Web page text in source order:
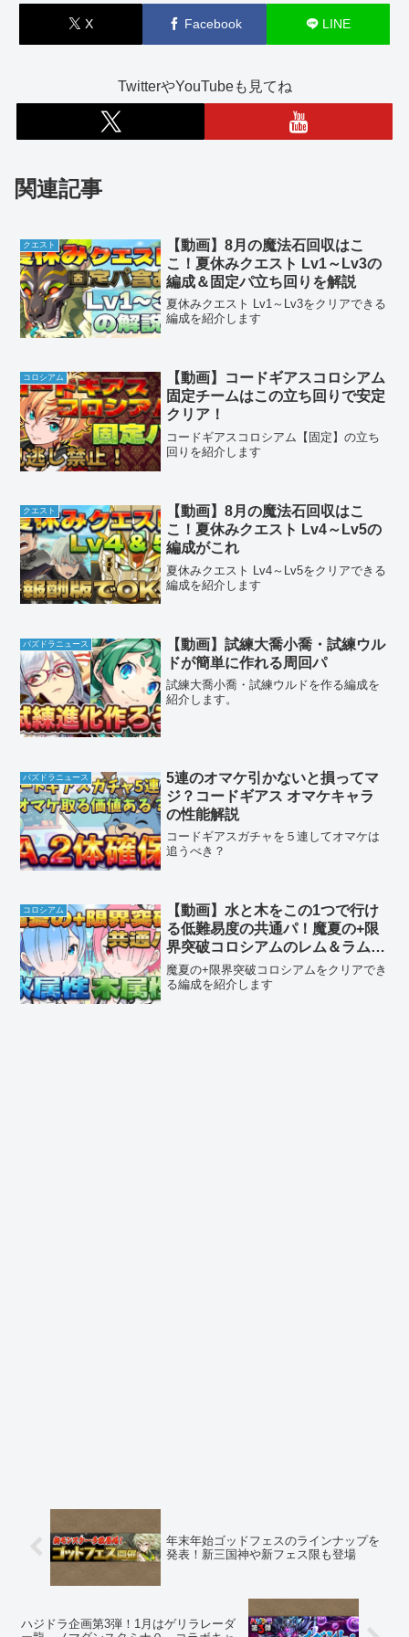
X Facebook LINE
TwitterやYouTubeも見てね
関連記事
クエスト
【動画】8月の魔法石回収はこ
こ！夏休みクエスト Lv1～Lv3の
編成＆固定パ立ち回りを解説
夏休みクエスト Lv1～Lv3をクリアできる
編成を紹介します
コロシアム
【動画】コードギアスコロシアム
固定チームはこの立ち回りで安定
クリア！
コードギアスコロシアム【固定】の立ち
回りを紹介します
クエスト
【動画】8月の魔法石回収はこ
こ！夏休みクエスト Lv4～Lv5の
編成がこれ
夏休みクエスト Lv4～Lv5をクリアできる
編成を紹介します
パズドラニュース
【動画】試練大喬小喬・試練ウル
ドが簡単に作れる周回パ
試練大喬小喬・試練ウルドを作る編成を
紹介します。
パズドラニュース
5連のオマケ引かないと損ってマ
ジ？コードギアス オマケキャラ
の性能解説
コードギアスガチャを５連してオマケは
追うべき？
コロシアム
【動画】水と木をこの1つで行け
る低難易度の共通パ！魔夏の+限
界突破コロシアムのレム＆ラム編
成
魔夏の+限界突破コロシアムをクリアでき
る編成を紹介します
年末年始ゴッドフェスのラインナップを
発表！新三国神や新フェス限も登場
ハジドラ企画第3弾！1月はゲリラレーダ